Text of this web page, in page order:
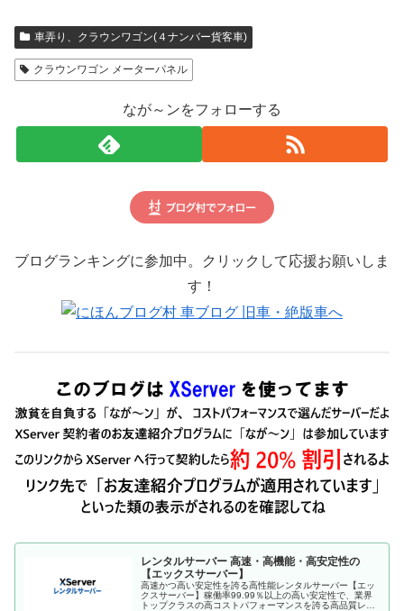
車弄り、クラウンワゴン(４ナンバー貨客車)
クラウンワゴン メーターパネル
なが～ンをフォローする
ブログランキングに参加中。クリックして応援お願いしま
す！
レンタルサーバー 高速・高機能・高安定性の
【エックスサーバー】
高速かつ高い安定性を誇る高性能レンタルサーバー【エッ
クスサーバー】稼働率99.99％以上の高い安定性で、業界
トップクラスの高コストパフォーマンスを誇る高品質レン